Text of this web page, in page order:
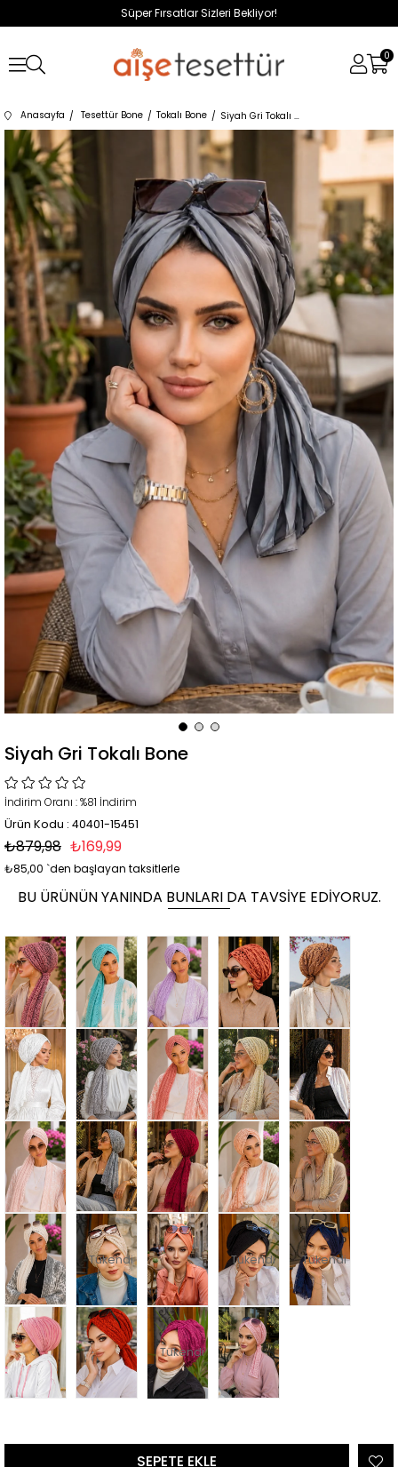
Süper Fırsatlar Sizleri Bekliyor!
0
Anasayfa Tesettür Bone Tokalı Bone Siyah Gri Tokalı Bone
Siyah Gri Tokalı Bone
İndirim Oranı :%81 İndirim
Ürün Kodu : 40401-15451
₺879,98 ₺169,99
₺85,00 `den başlayan taksitlerle
BU ÜRÜNÜN YANINDA BUNLARI DA TAVSIYE EDIYORUZ.
Tükendi Tükendi Tükendi
Tükendi